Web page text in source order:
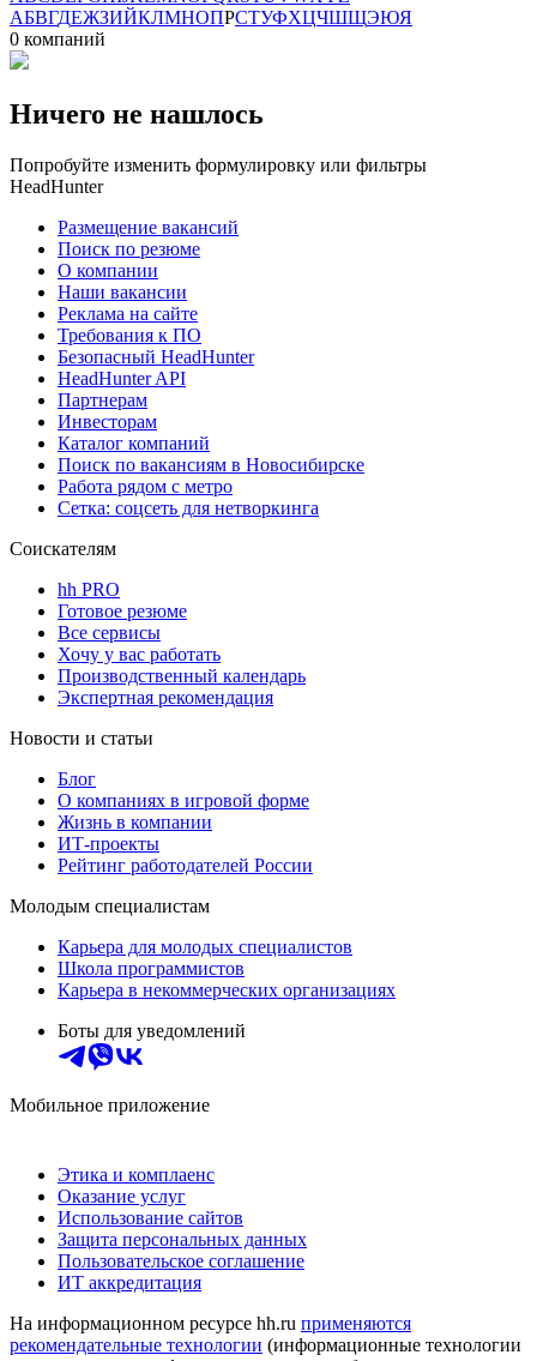
АБВГДЕЖЗИЙКЛМНОПРСТУФХЦЧШЩЭЮЯ
0 компаний
Ничего не нашлось
Попробуйте изменить формулировку или фильтры
HeadHunter
Размещение вакансий
Поиск по резюме
О компании
Наши вакансии
Реклама на сайте
Требования к ПО
Безопасный HeadHunter
HeadHunter API
Партнерам
Инвесторам
Каталог компаний
Поиск по вакансиям в Новосибирске
Работа рядом с метро
Сетка: соцсеть для нетворкинга
Соискателям
hh PRO
Готовое резюме
Все сервисы
Хочу у вас работать
Производственный календарь
Экспертная рекомендация
Новости и статьи
Блог
О компаниях в игровой форме
Жизнь в компании
ИТ-проекты
Рейтинг работодателей России
Молодым специалистам
Карьера для молодых специалистов
Школа программистов
Карьера в некоммерческих организациях
Боты для уведомлений
Мобильное приложение
Этика и комплаенс
Оказание услуг
Использование сайтов
Защита персональных данных
Пользовательское соглашение
ИТ аккредитация
На информационном ресурсе hh.ru применяются
рекомендательные технологии (информационные технологии